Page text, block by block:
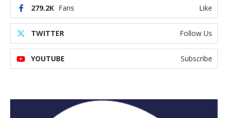
279.2K Fans Like
TWITTER Follow Us
YOUTUBE Subscribe